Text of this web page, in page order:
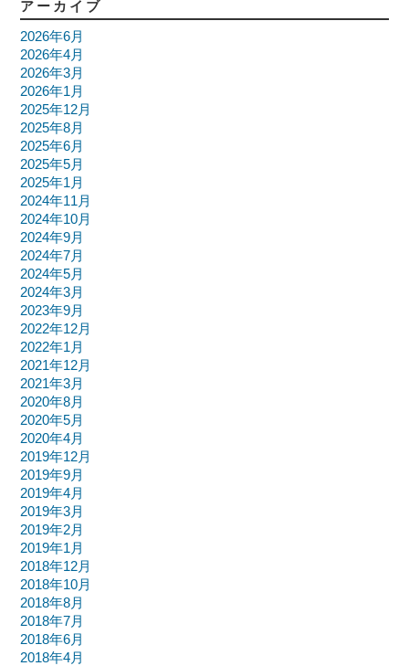
アーカイブ
2026年6月
2026年4月
2026年3月
2026年1月
2025年12月
2025年8月
2025年6月
2025年5月
2025年1月
2024年11月
2024年10月
2024年9月
2024年7月
2024年5月
2024年3月
2023年9月
2022年12月
2022年1月
2021年12月
2021年3月
2020年8月
2020年5月
2020年4月
2019年12月
2019年9月
2019年4月
2019年3月
2019年2月
2019年1月
2018年12月
2018年10月
2018年8月
2018年7月
2018年6月
2018年4月